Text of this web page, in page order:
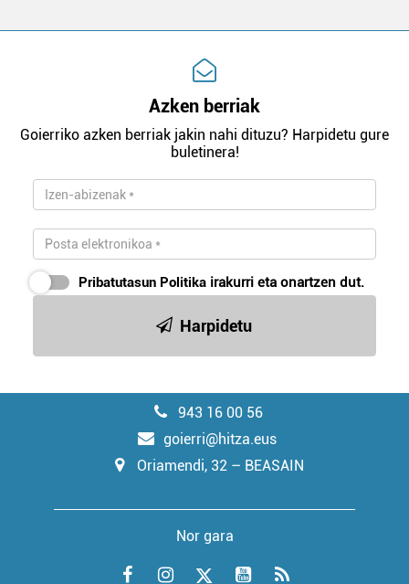
Azken berriak
Goierriko azken berriak jakin nahi dituzu? Harpidetu gure
buletinera!
Pribatutasun Politika irakurri eta onartzen dut.
Harpidetu
943 16 00 56
goierri@hitza.eus
Oriamendi, 32 – BEASAIN
Nor gara